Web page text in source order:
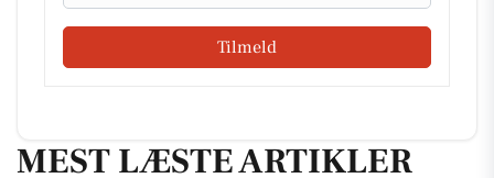
Tilmeld
MEST LÆSTE ARTIKLER